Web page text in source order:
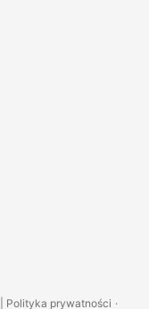
Polityka prywatności ·